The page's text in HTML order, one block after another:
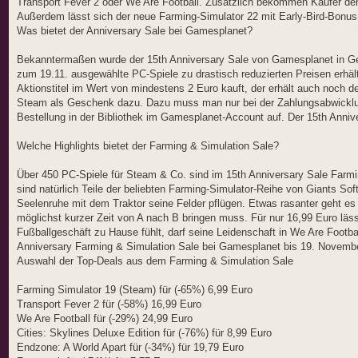
Außerdem lässt sich der neue Farming-Simulator 22 mit Early-Bird-Bonus
Was bietet der Anniversary Sale bei Gamesplanet?
Bekanntermaßen wurde der 15th Anniversary Sale von Gamesplanet in
zum 19.11. ausgewählte PC-Spiele zu drastisch reduzierten Preisen
Aktionstitel im Wert von mindestens 2 Euro kauft, der erhält auch noch
Steam als Geschenk dazu. Dazu muss man nur bei der
Bestellung in der Bibliothek im Gamesplanet-Account auf. Der 15th
Welche Highlights bietet der Farming & Simulation Sale?
Über 450 PC-Spiele für Steam & Co. sind im 15th Anniversary Sale
sind natürlich Teile der beliebten Farming-Simulator-Reihe von Giants
Seelenruhe mit dem Traktor seine Felder pflügen. Etwas rasanter geht
möglichst kurzer Zeit von A nach B bringen muss. Für nur 16,99 Euro
Fußballgeschäft zu Hause fühlt, darf seine Leidenschaft in We Are
Anniversary Farming & Simulation Sale bei Gamesplanet bis 19.
Auswahl der Top-Deals aus dem Farming & Simulation Sale
Farming Simulator 19 (Steam) für (-65%) 6,99 Euro
Transport Fever 2 für (-58%) 16,99 Euro
We Are Football für (-29%) 24,99 Euro
Cities: Skylines Deluxe Edition für (-76%) für 8,99 Euro
Endzone: A World Apart für (-34%) für 19,79 Euro